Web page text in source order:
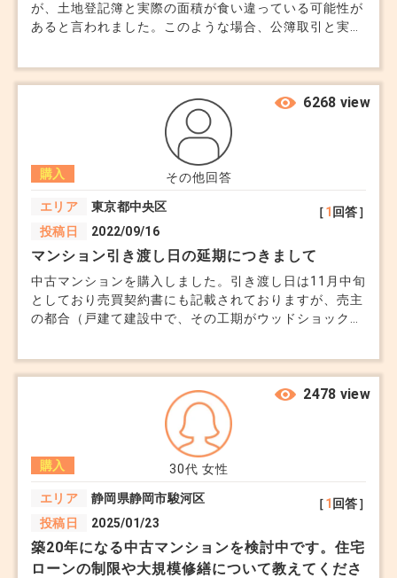
が、土地登記簿と実際の面積が食い違っている可能性が
あると言われました。このような場合、公簿取引と実測
ような違いがありますか？
その他回答
購入
エリア
東京都中央区
投稿日
2022/09/16
［1 回答］
6268 view
マンション引き渡し日の延期につきまして
中古マンションを購入しました。引き渡し日は11月中旬
としており売買契約書にも記載されておりますが、売主
の都合（戸建て建設中で、その工期がウッドショックの
でに延長させていただきたい旨ご連絡いただきました。
一度、「しかたないですね」とお返事はしたものの、ま
だ覚書が締結しておらず、高い買い物ですし、築年数も
かわり、ローンの予定や、ローン前のリスクも延ばされ
ることになりますので、やはり受け入れられません。
契約後に賃貸は引き払って、実家で生活していますの
で、正直家賃はかからないのですが、損害賠償を請求す
ることはできますでしょうか？
30代 女性
購入
エリア
静岡県静岡市駿河区
投稿日
2025/01/23
［1 回答］
2478 view
築20年になる中古マンションを検討中です。住宅
ローンの制限や大規模修繕について教えてくださ